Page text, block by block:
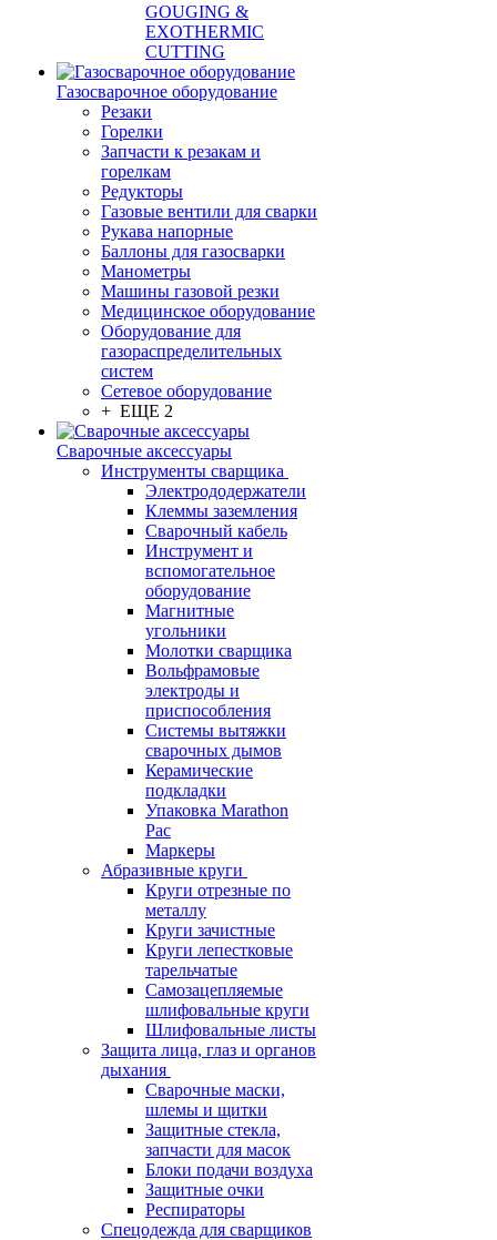
GOUGING &
EXOTHERMIC
CUTTING
Газосварочное оборудование
Резаки
Горелки
Запчасти к резакам и
горелкам
Редукторы
Газовые вентили для сварки
Рукава напорные
Баллоны для газосварки
Манометры
Машины газовой резки
Медицинское оборудование
Оборудование для
газораспределительных
систем
Сетевое оборудование
+ ЕЩЕ 2
Сварочные аксессуары
Инструменты сварщика
Электрододержатели
Клеммы заземления
Сварочный кабель
Инструмент и
вспомогательное
оборудование
Магнитные
угольники
Молотки сварщика
Вольфрамовые
электроды и
приспособления
Системы вытяжки
сварочных дымов
Керамические
подкладки
Упаковка Marathon
Pac
Маркеры
Абразивные круги
Круги отрезные по
металлу
Круги зачистные
Круги лепестковые
тарельчатые
Самозацепляемые
шлифовальные круги
Шлифовальные листы
Защита лица, глаз и органов
дыхания
Сварочные маски,
шлемы и щитки
Защитные стекла,
запчасти для масок
Блоки подачи воздуха
Защитные очки
Респираторы
Спецодежда для сварщиков